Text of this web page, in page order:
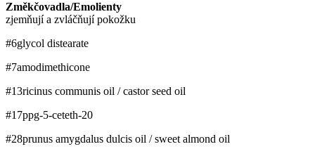
Změkčovadla/Emolienty
zjemňují a zvláčňují pokožku
#6glycol distearate
#7amodimethicone
#13ricinus communis oil / castor seed oil
#17ppg-5-ceteth-20
#28prunus amygdalus dulcis oil / sweet almond oil